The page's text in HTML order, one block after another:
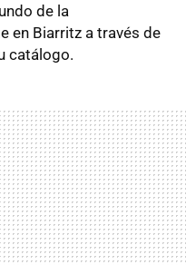
de la
en Biarritz a través de
catálogo.